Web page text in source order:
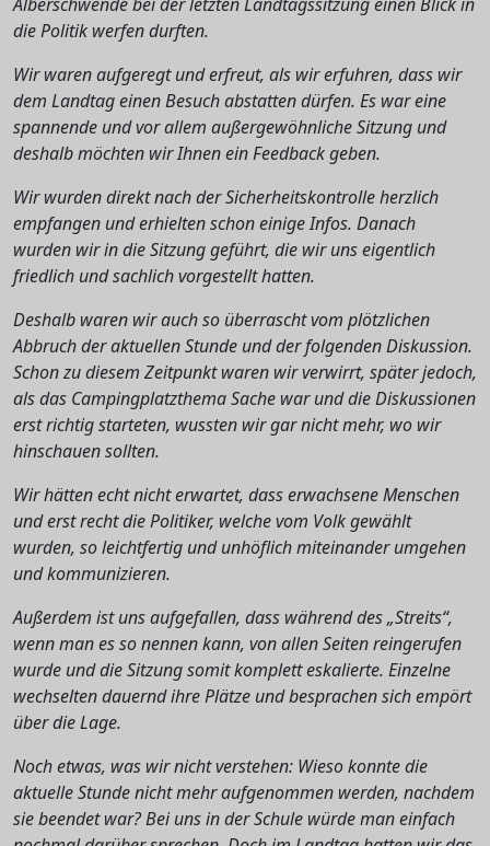
die Politik werfen durften.
Wir waren aufgeregt und erfreut, als wir erfuhren, dass wir
dem Landtag einen Besuch abstatten dürfen. Es war eine
spannende und vor allem außergewöhnliche Sitzung und
deshalb möchten wir Ihnen ein Feedback geben.
Wir wurden direkt nach der Sicherheitskontrolle herzlich
empfangen und erhielten schon einige Infos. Danach
wurden wir in die Sitzung geführt, die wir uns eigentlich
friedlich und sachlich vorgestellt hatten.
Deshalb waren wir auch so überrascht vom plötzlichen
Abbruch der aktuellen Stunde und der folgenden Diskussion.
Schon zu diesem Zeitpunkt waren wir verwirrt, später jedoch,
als das Campingplatzthema Sache war und die Diskussionen
erst richtig starteten, wussten wir gar nicht mehr, wo wir
hinschauen sollten.
Wir hätten echt nicht erwartet, dass erwachsene Menschen
und erst recht die Politiker, welche vom Volk gewählt
wurden, so leichtfertig und unhöflich miteinander umgehen
und kommunizieren.
Außerdem ist uns aufgefallen, dass während des „Streits“,
wenn man es so nennen kann, von allen Seiten reingerufen
wurde und die Sitzung somit komplett eskalierte. Einzelne
wechselten dauernd ihre Plätze und besprachen sich empört
über die Lage.
Noch etwas, was wir nicht verstehen: Wieso konnte die
aktuelle Stunde nicht mehr aufgenommen werden, nachdem
sie beendet war? Bei uns in der Schule würde man einfach